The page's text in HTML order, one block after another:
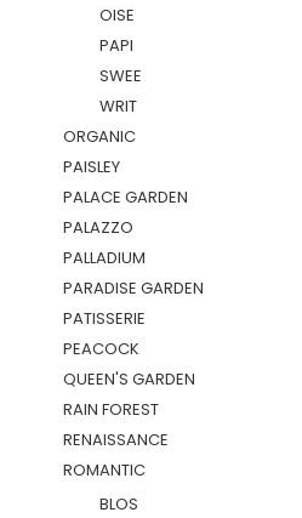
OISE
PAPI
SWEE
WRIT
ORGANIC
PAISLEY
PALACE GARDEN
PALAZZO
PALLADIUM
PARADISE GARDEN
PATISSERIE
PEACOCK
QUEEN'S GARDEN
RAIN FOREST
RENAISSANCE
ROMANTIC
BLOS